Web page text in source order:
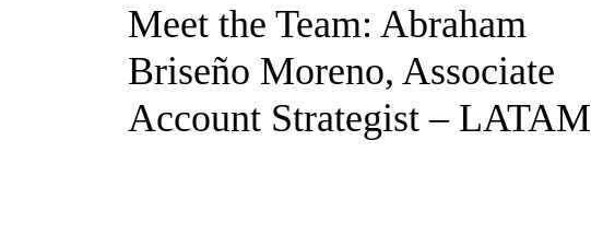
Meet the Team: Abraham
Briseño Moreno, Associate
Account Strategist – LATAM